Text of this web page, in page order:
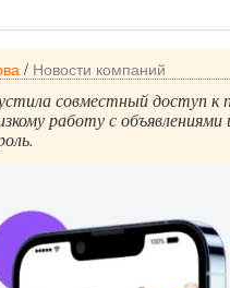
/ Новости компаний
совместный доступ к
работу с